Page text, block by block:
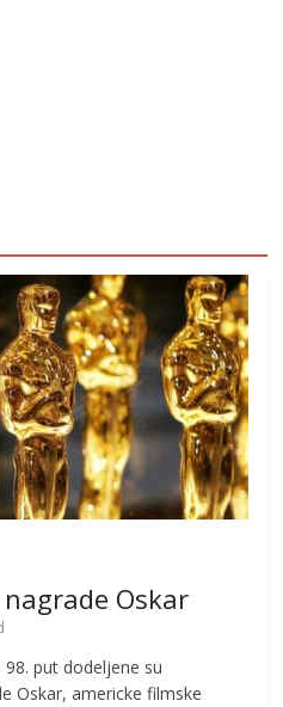
Oskar
put dodeljene su
Oskar, americke filmske